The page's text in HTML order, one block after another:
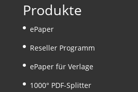
Produkte
ePaper
Reseller Programm
ePaper für Verlage
1000° PDF-Splitter